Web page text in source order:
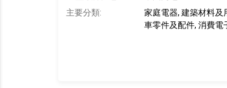
主要分類:
家庭電器, 建築材料及
車零件及配件, 消費電